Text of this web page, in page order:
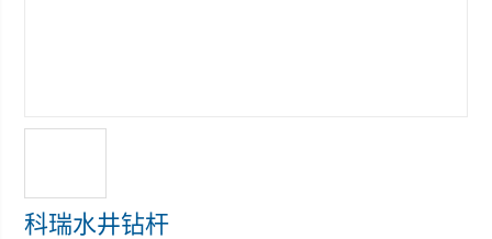
科瑞水井钻杆